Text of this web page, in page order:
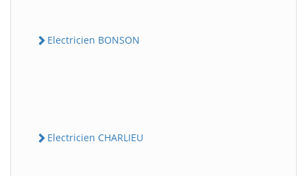
Electricien BONSON
Electricien CHARLIEU